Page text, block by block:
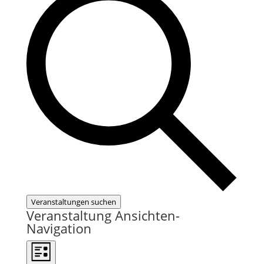
Veranstaltungen suchen
Veranstaltung Ansichten-
Navigation